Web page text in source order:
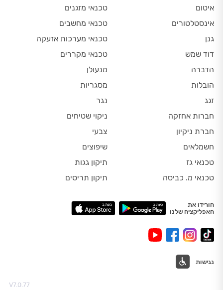
איטום
אינסטלטורים
גנן
דוד שמש
הדברה
הובלות
זגג
חברות אחזקה
חברת ניקיון
חשמלאים
טכנאי גז
טכנאי מ. כביסה
טכנאי מזגנים
טכנאי מחשבים
טכנאי מערכות אזעקה
טכנאי מקררים
מנעולן
מסגריות
נגר
ניקוי שטיחים
צבעי
שיפוצים
תיקון גגות
תיקון תריסים
הורידו את
האפליקציה שלנו
נגישות
V7.0.77